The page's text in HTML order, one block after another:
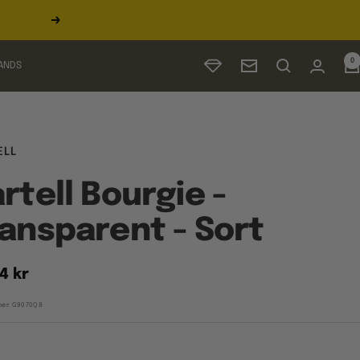
Næste
Nyhedsbrev
0
Bourgie -
- Sort
kr
G9070Q8